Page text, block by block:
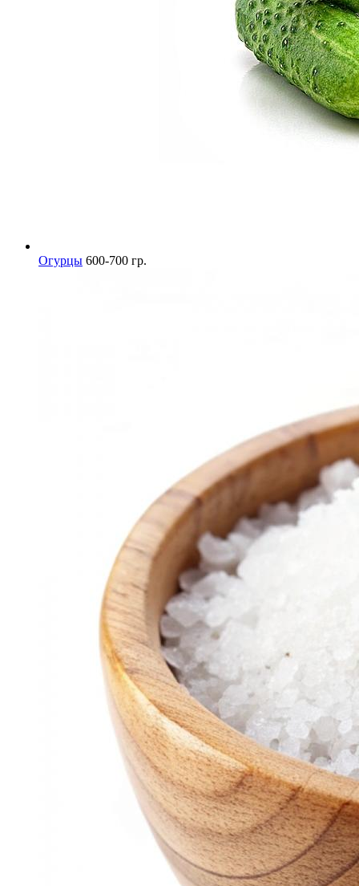
Огурцы 600-700 гр.